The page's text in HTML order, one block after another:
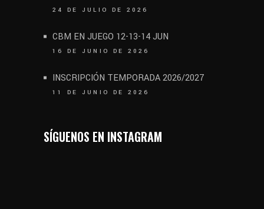
24 DE JULIO DE 2026
CBM EN JUEGO 12-13-14 JUN
16 DE JUNIO DE 2026
INSCRIPCIÓN TEMPORADA 2026/2027
11 DE JUNIO DE 2026
SÍGUENOS EN INSTAGRAM